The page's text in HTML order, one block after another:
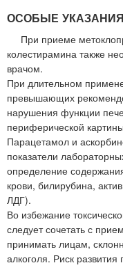
ОСОБЫЕ
При приеме
колестирамина также
врачом.
При длительном
превышающих
нарушения функции
периферической
Парацетамол и
показатели
определение
крови, билирубина,
ЛДГ).
Во избежание
следует сочетать с
принимать лицам,
алкоголя. Риск